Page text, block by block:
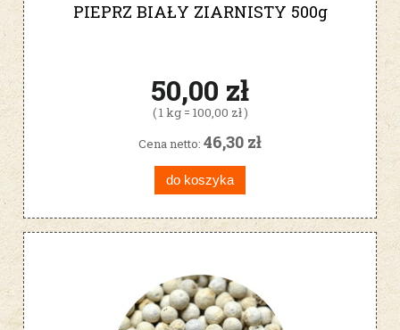
PIEPRZ BIAŁY ZIARNISTY 500g
50,00 zł
( 1 kg = 100,00 zł )
Cena netto: 46,30 zł
do koszyka